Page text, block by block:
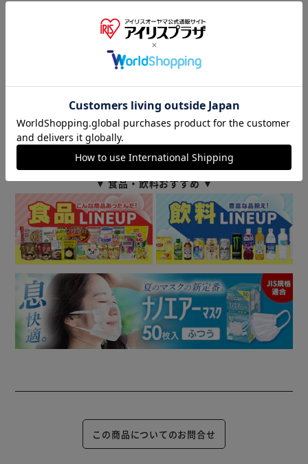
※当商品はお取り寄せ品の為、在庫の確認及び商品のお届け
までお時間を頂く場合がございます。
また、商品がメーカーにて完売となっていた場合、キャンセ
商品はアイリスプラザがセレクトしたオススメ商品です。
商品情報
▼ 食品・飲料おすすめ ▼
この商品についてのお問合せ